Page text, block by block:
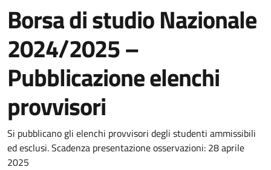
Borsa di studio Nazionale
2024/2025 –
Pubblicazione elenchi
provvisori
Dettagli della notizia
Si pubblicano gli elenchi provvisori degli studenti ammissibili
ed esclusi. Scadenza presentazione osservazioni: 28 aprile
2025